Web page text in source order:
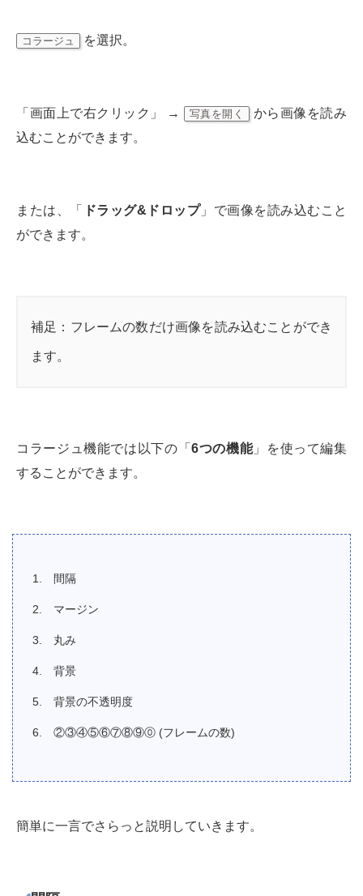
コラージュ を選択。
「画面上で右クリック」 → 写真を開く
から画像を読み
込むことができます。
または、「 ドラッグ&ドロップ」で画像を読み込むこと
ができます。
補足：フレームの数だけ画像を読み込むことができ
ます。
コラージュ機能では以下の「6つの機能」を使って編集
することができます。
間隔
マージン
丸み
背景
背景の不透明度
②③④⑤⑥⑦⑧⑨⓪ (フレームの数)
簡単に一言でさらっと説明していきます。